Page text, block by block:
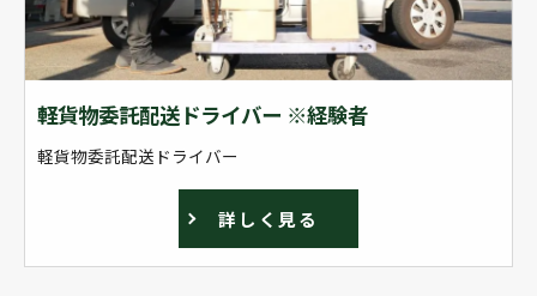
軽貨物委託配送ドライバー ※経験者
軽貨物委託配送ドライバー
詳しく見る